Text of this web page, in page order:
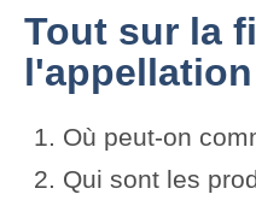
Tout sur la
Où peut-on
Qui sont les